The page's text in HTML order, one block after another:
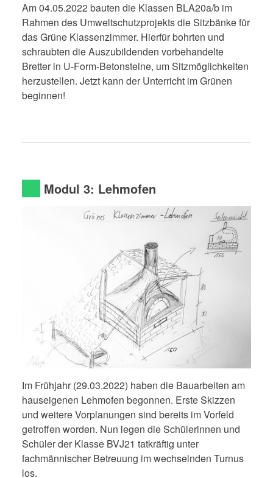
Am 04.05.2022 bauten die Klassen BLA20a/b im
Rahmen des Umweltschutzprojekts die Sitzbänke für
das Grüne Klassenzimmer. Hierfür bohrten und
schraubten die Auszubildenden vorbehandelte
Bretter in U-Form-Betonsteine, um Sitzmöglichkeiten
herzustellen. Jetzt kann der Unterricht im Grünen
beginnen!
Modul 3: Lehmofen
Im Frühjahr (29.03.2022) haben die Bauarbeiten am
hauseigenen Lehmofen begonnen. Erste Skizzen
und weitere Vorplanungen sind bereits im Vorfeld
getroffen worden. Nun legen die Schülerinnen und
Schüler der Klasse BVJ21 tatkräftig unter
fachmännischer Betreuung im wechselnden Turnus
los.